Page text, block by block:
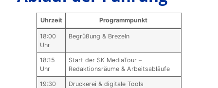
Uhrzeit Programmpunkt
18:00
Uhr
Begrüßung & Brezeln
18:15
Uhr
Start der SK MediaTour –
Redaktionsräume & Arbeitsabläufe
19:30
Druckerei & digitale Tools